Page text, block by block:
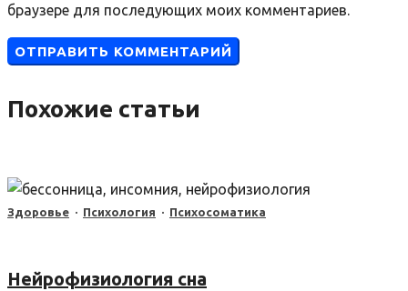
браузере для последующих моих комментариев.
Похожие статьи
Здоровье · Психология · Психосоматика
Нейрофизиология сна